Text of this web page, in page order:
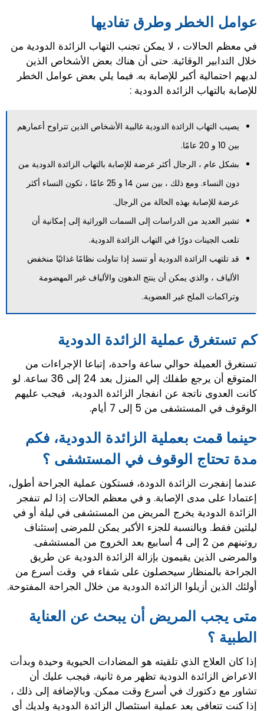
عوامل الخطر وطرق تفاديها
في معظم الحالات ، لا يمكن تجنب التهاب الزائدة الدودية من
خلال التدابير الوقائية. حتى أن هناك بعض الأشخاص الذين
لديهم احتمالية أكبر للإصابة به. فيما يلي بعض عوامل الخطر
للإصابة بالتهاب الزائدة الدودية :
يصيب التهاب الزائدة الدودية غالبية الأشخاص الذين تتراوح أعمارهم
بين 10 و 20 عامًا.
بشكل عام ، الرجال أكثر عرضة للإصابة بالتهاب الزائدة الدودية من
دون النساء. ومع ذلك ، بين سن 14 و 25 عامًا ، تكون النساء أكثر
عرضة للإصابة بهذه الحالة من الرجال.
تشير العديد من الدراسات إلى السمات الوراثية إلى إمكانية أن
تلعب الجينات دورًا في التهاب الزائدة الدودية.
قد تلتهب الزائدة الدودية أو تنسد إذا تناولت نظامًا غذائيًا منخفض
الألياف ، والذي يمكن أن ينتج الدهون والألياف غير المهضومة
وتراكمات الملح غير العضوية.
كم تستغرق عملية الزائدة الدودية
تستغرق العميلة حوالي ساعة واحدة، إتباعا الإجراءات من
المتوقع أن يرجع طفلك إلي المنزل بعد 24 إلى 36 ساعة. لو
كانت العدوى ناتجة عن انفجار الزائدة الدودية، فيجب عليهم
الوقوف في المستشفى من 5 إلى 7 أيام.
حينما قمت بعملية الزائدة الدودية، فكم
مدة تحتاج الوقوف في المستشفى ؟
عندما إنفجرت الزائدة الدودة، فستكون عملية الجراحة أطول،
إعتمادا على مدى الإصابة. و في معظم الحالات إذا لم تنفجر
الزائدة الدودية يخرج المريض من المستشفى في ليلة أو في
ليلتين فقط. وبالنسبة للجزء الأكبر يمكن للمرضى إستئناف
روتينهم من 2 إلى 4 أسابيع بعد الخروج من المستشفى.
والمرضى الذين يقيمون بإزالة الزائدة الدودية عن طريق
الجراحة بالمنظار سيحصلون على شفاء في وقت أسرع من
أولئك الذين أزيلوا الزائدة الدودية من خلال الجراحة المفتوحة.
متى يجب المريض أن يبحث عن العناية
الطبية ؟
إذا كان العلاج الذي تلقيته هو المضادات الحيوية وحيدة وبدأت
الاعراض الزائدة الدودية تظهر مرة ثانية، فيجب عليك أن
تشاور مع دكتورك في أسرع وقت ممكن. وبالإضافة إلى ذلك ،
إذا كنت تتعافى بعد عملية استئصال الزائدة الدودية ولديك أي